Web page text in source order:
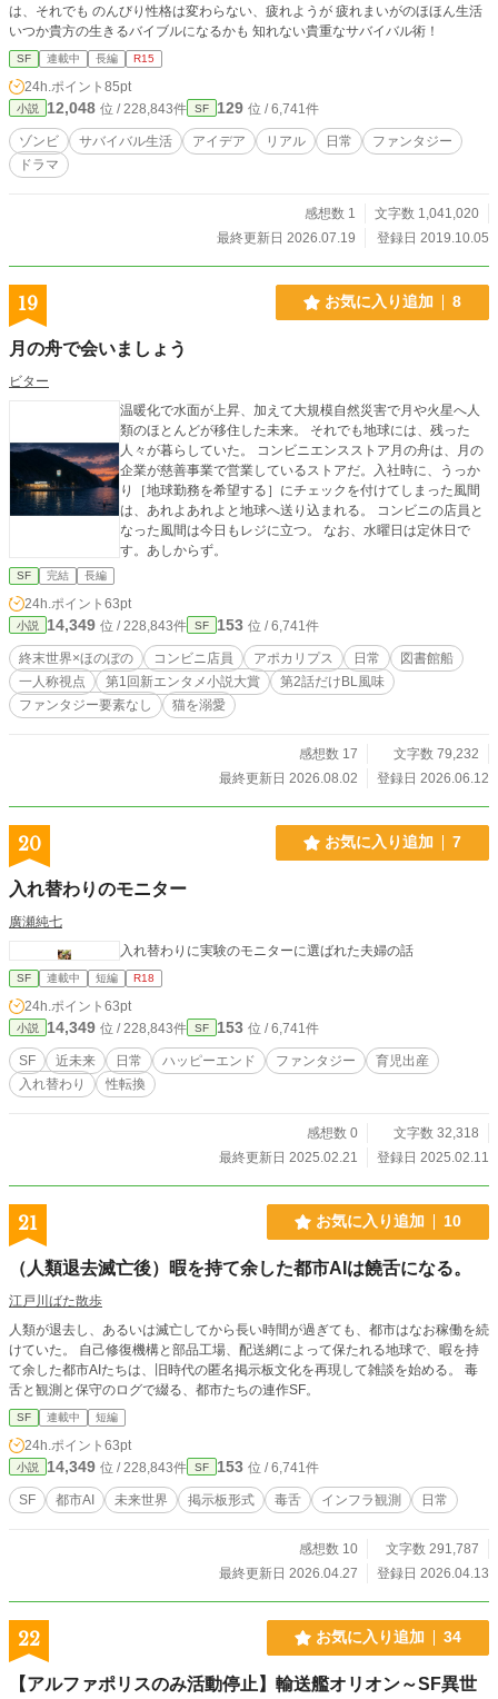
は、それでも のんびり性格は変わらない、疲れようが 疲れまいがのほほん生活
いつか貴方の生きるバイブルになるかも 知れない貴重なサバイバル術！
SF 連載中 長編 R15
24h.ポイント 85pt
小説 12,048 位 / 228,843件 SF 129 位 / 6,741件
ゾンビ サバイバル生活 アイデア リアル 日常
ファンタジー
ドラマ
感想数 1
文字数 1,041,020
最終更新日 2026.07.19
登録日 2019.10.05
19 お気に入り追加 8
月の舟で会いましょう
ビター
温暖化で水面が上昇、加えて大規模自然災害で月や火星へ人
類のほとんどが移住した未来。 それでも地球には、残った
人々が暮らしていた。 コンビニエンスストア月の舟は、月の
企業が慈善事業で営業しているストアだ。入社時に、うっか
り［地球勤務を希望する］にチェックを付けてしまった風間
は、あれよあれよと地球へ送り込まれる。 コンビニの店員と
なった風間は今日もレジに立つ。 なお、水曜日は定休日で
す。あしからず。
SF 完結 長編
24h.ポイント 63pt
小説 14,349 位 / 228,843件 SF 153 位 / 6,741件
終末世界×ほのぼの コンビニ店員 アポカリプス 日常
図書館船
一人称視点
第1回新エンタメ小説大賞
第2話だけBL風味
ファンタジー要素なし
猫を溺愛
感想数 17
文字数 79,232
最終更新日 2026.08.02
登録日 2026.06.12
20 お気に入り追加 7
入れ替わりのモニター
廣瀬純七
入れ替わりに実験のモニターに選ばれた夫婦の話
SF 連載中 短編 R18
24h.ポイント 63pt
小説 14,349 位 / 228,843件 SF 153 位 / 6,741件
SF 近未来 日常 ハッピーエンド ファンタジー
育児出産
入れ替わり
性転換
感想数 0
文字数 32,318
最終更新日 2025.02.21
登録日 2025.02.11
21 お気に入り追加 10
（人類退去滅亡後）暇を持て余した都市AIは饒舌になる。
江戸川ばた散歩
人類が退去し、あるいは滅亡してから長い時間が過ぎても、都市はなお稼働を続
けていた。 自己修復機構と部品工場、配送網によって保たれる地球で、暇を持
て余した都市AIたちは、旧時代の匿名掲示板文化を再現して雑談を始める。 毒
舌と観測と保守のログで綴る、都市たちの連作SF。
SF 連載中 短編
24h.ポイント 63pt
小説 14,349 位 / 228,843件 SF 153 位 / 6,741件
SF 都市AI 未来世界 掲示板形式 毒舌 インフラ観測 日常
感想数 10
文字数 291,787
最終更新日 2026.04.27
登録日 2026.04.13
22 お気に入り追加 34
【アルファポリスのみ活動停止】輸送艦オリオン～SF異世